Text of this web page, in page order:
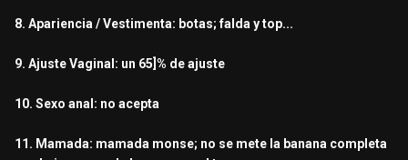
8. Apariencia / Vestimenta: botas; falda y top...
9. Ajuste Vaginal: un 65]% de ajuste
10. Sexo anal: no acepta
11. Mamada: mamada monse; no se mete la banana completa